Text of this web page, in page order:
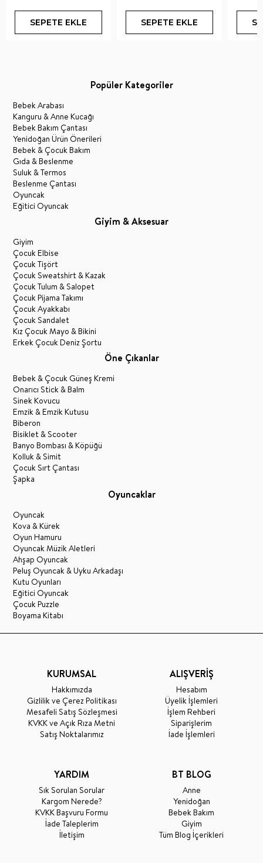
SEPETE EKLE SEPETE EKLE
Popüler Kategoriler
Bebek Arabası
Kanguru & Anne Kucağı
Bebek Bakım Çantası
Yenidoğan Ürün Önerileri
Bebek & Çocuk Bakım
Gıda & Beslenme
Suluk & Termos
Beslenme Çantası
Oyuncak
Eğitici Oyuncak
Giyim & Aksesuar
Giyim
Çocuk Elbise
Çocuk Tişört
Çocuk Sweatshirt & Kazak
Çocuk Tulum & Salopet
Çocuk Pijama Takımı
Çocuk Ayakkabı
Çocuk Sandalet
Kız Çocuk Mayo & Bikini
Erkek Çocuk Deniz Şortu
Öne Çıkanlar
Bebek & Çocuk Güneş Kremi
Onarıcı Stick & Balm
Sinek Kovucu
Emzik & Emzik Kutusu
Biberon
Bisiklet & Scooter
Banyo Bombası & Köpüğü
Kolluk & Simit
Çocuk Sırt Çantası
Şapka
Oyuncaklar
Oyuncak
Kova & Kürek
Oyun Hamuru
Oyuncak Müzik Aletleri
Ahşap Oyuncak
Peluş Oyuncak & Uyku Arkadaşı
Kutu Oyunları
Eğitici Oyuncak
Çocuk Puzzle
Boyama Kitabı
KURUMSAL
Hakkımızda
Gizlilik ve Çerez Politikası
Mesafeli Satış Sözleşmesi
KVKK ve Açık Rıza Metni
Satış Noktalarımız
ALIŞVERİŞ
Hesabım
Üyelik İşlemleri
İşlem Rehberi
Siparişlerim
İade İşlemleri
YARDIM
Sık Sorulan Sorular
Kargom Nerede?
KVKK Başvuru Formu
İade Taleplerim
İletişim
BT BLOG
Anne
Yenidoğan
Bebek Bakım
Giyim
Tüm Blog İçerikleri